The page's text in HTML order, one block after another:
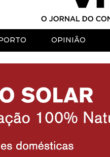
OPINIÃO